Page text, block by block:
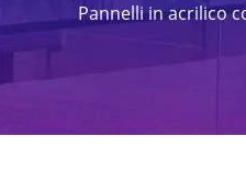
Pannelli in acrilico